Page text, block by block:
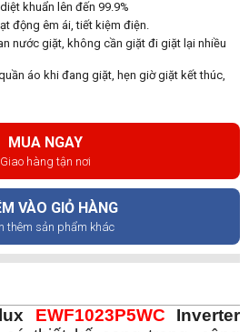
khuẩn lên đến 99.9%
động êm ái, tiết kiệm điện.
nước giặt, không cần giặt đi giặt lại nhiều
áo khi đang giặt, hẹn giờ giặt kết thúc,
MUA NGAY
Giao hàng tận nơi
VÀO GIỎ HÀNG
thêm sản phẩm khác
EWF1023P5WC Inverter